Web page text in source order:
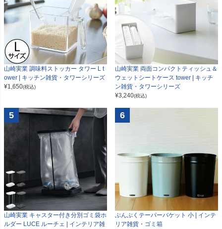
山崎実業 調味料ストッカー タワー L t
ower | キッチン雑貨・タワーシリーズ
¥1,650(税込)
山崎実業 両面コンパクトティッシュ＆
ウェットシートケース tower | キッチ
ン雑貨・タワーシリーズ
¥3,240(税込)
5
山崎実業 キャスター付き分別ゴミ袋ホ
ルダー LUCE ルーチェ | インテリア雑
6
ぶんぶくテーパーバケット 小 | インテ
リア雑貨・ゴミ箱